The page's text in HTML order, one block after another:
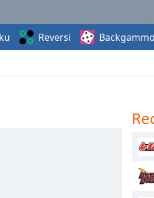
Reversi